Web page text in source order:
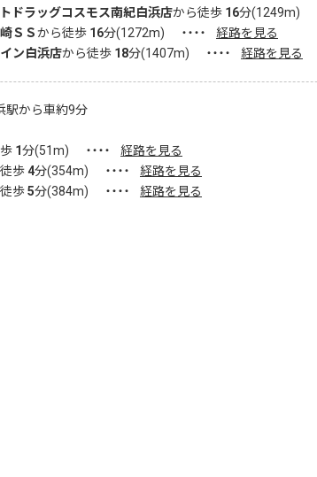
ドラッグコスモス南紀白浜店から徒歩 16分(1249m)
ＳＳから徒歩 16分(1272m) ・・・・
経路を見る
ン白浜店から徒歩 18分(1407m) ・・・・ 経路を見る
駅から車約9分
1分(51m) ・・・・
経路を見る
歩4分(354m) ・・・・
経路を見る
歩5分(384m) ・・・・ 経路を見る